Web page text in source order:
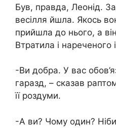
Був, правда, Леонід.
весілля йшла. Якось
прийшла до нього, а
Втратила і нареченого
-Ви добра. У вас
гаразд, – сказав
її роздуми.
-А ви? Чому один?